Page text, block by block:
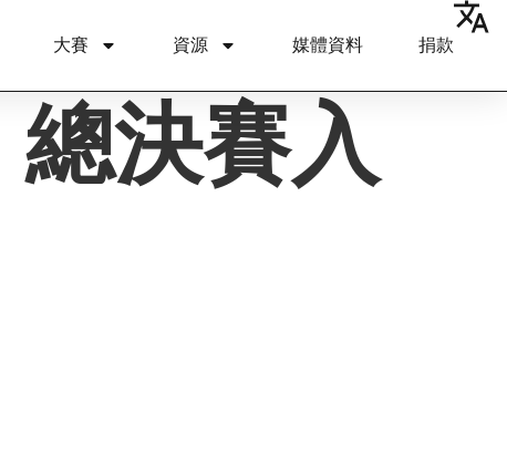
大賽 資源 媒體資料 捐款
總決賽入